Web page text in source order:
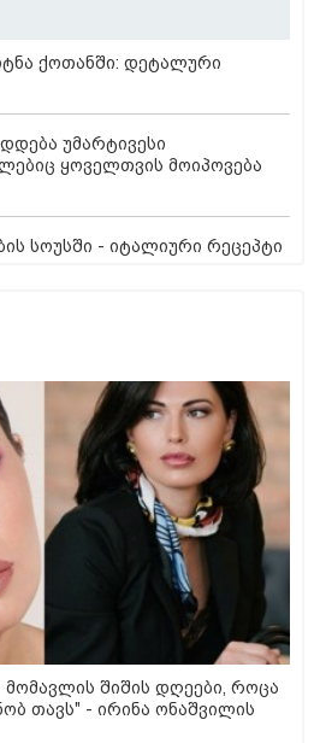
ქოთანში: დეტალური
უმარტივესი
ყოველთვის მოიპოვება
სოუსში - იტალიური რეცეპტი
შიშის დღეები, როცა
თავს" - ირინა ონაშვილის